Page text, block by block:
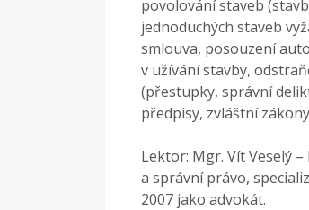
povolování staveb
jednoduchých staveb
smlouva, posouzení
v užívání stavby,
(přestupky, správní
předpisy, zvláštní
Lektor: Mgr. Vít Veselý
a správní právo,
2007 jako advokát.